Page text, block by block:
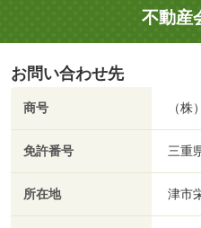
不動産
お問い合わせ先
商号 （
免許番号 三重
所在地 津市